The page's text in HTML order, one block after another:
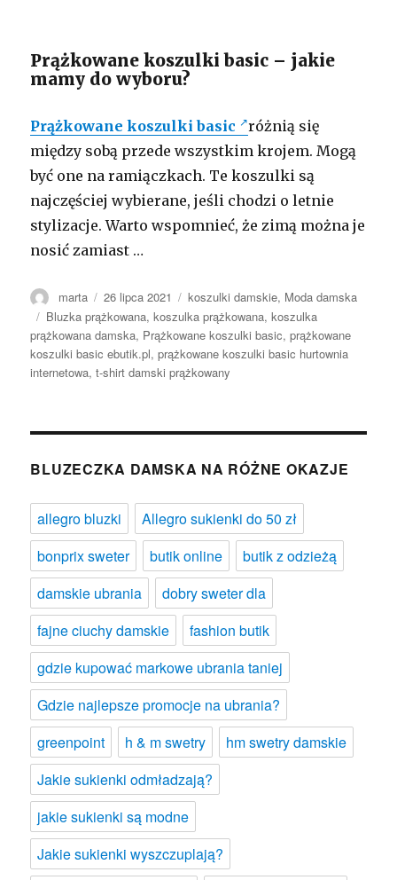
Prążkowane koszulki basic – jakie
mamy do wyboru?
Prążkowane koszulki basic
różnią się
między sobą przede wszystkim krojem. Mogą
być one na ramiączkach. Te koszulki są
najczęściej wybierane, jeśli chodzi o letnie
stylizacje. Warto wspomnieć, że zimą można je
nosić zamiast …
Autor
marta Opublikowano
26 lipca 2021 Kategorie
koszulki damskie, Moda damska
Tagi
Bluzka prążkowana,koszulka prążkowana,koszulka
prążkowana damska, Prążkowane koszulki basic,prążkowane
koszulki basic ebutik.pl,prążkowane koszulki basic hurtownia
internetowa,t-shirt damski prążkowany
BLUZECZKA DAMSKA NA RÓŻNE OKAZJE
allegro bluzki
Allegro sukienki do 50 zł
bonprix sweter
butik online
butik z odzieżą
damskie ubrania
dobry sweter dla
fajne ciuchy damskie
fashion butik
gdzie kupować markowe ubrania taniej
Gdzie najlepsze promocje na ubrania?
greenpoint
h & m swetry
hm swetry damskie
Jakie sukienki odmładzają?
jakie sukienki są modne
Jakie sukienki wyszczuplają?